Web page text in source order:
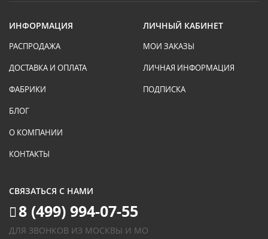
ИНФОРМАЦИЯ
РАСПРОДАЖА
ДОСТАВКА И ОПЛАТА
ФАБРИКИ
БЛОГ
О КОМПАНИИ
КОНТАКТЫ
ЛИЧНЫЙ КАБИНЕТ
МОИ ЗАКАЗЫ
ЛИЧНАЯ ИНФОРМАЦИЯ
ПОДПИСКА
СВЯЗАТЬСЯ С НАМИ
8 (499) 994-07-55
ДЛЯ ЗВОНКОВ ИЗ МОСКВЫ И МО